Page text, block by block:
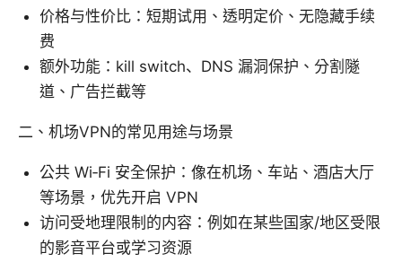
价格与性价比：短期试用、透明定价、无隐藏手续
费
额外功能：kill switch、DNS 漏洞保护、分割隧
道、广告拦截等
二、机场VPN的常见用途与场景
公共 Wi‑Fi 安全保护：像在机场、车站、酒店大厅
等场景，优先开启 VPN
访问受地理限制的内容：例如在某些国家/地区受限
的影音平台或学习资源